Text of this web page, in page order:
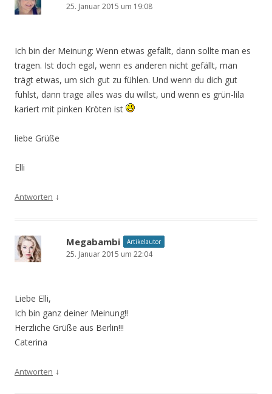
25. Januar 2015 um 19:08
Ich bin der Meinung: Wenn etwas gefällt, dann sollte man es
tragen. Ist doch egal, wenn es anderen nicht gefällt, man
trägt etwas, um sich gut zu fühlen. Und wenn du dich gut
fühlst, dann trage alles was du willst, und wenn es grün-lila
kariert mit pinken Kröten ist
liebe Grüße
Elli
Antworten ↓
Megabambi Artikelautor
25. Januar 2015 um 22:04
Liebe Elli,
Ich bin ganz deiner Meinung!!
Herzliche Grüße aus Berlin!!!
Caterina
Antworten ↓